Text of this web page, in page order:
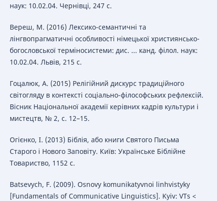
наук: 10.02.04. Чернівці, 247 с.
Вереш, М. (2016) Лексико-семантичні та
лінгвопрагматичні особливості німецької християнсько-
богословської терміносистеми: дис. ... канд. філол. наук:
10.02.04. Львів, 215 с.
Гоцалюк, А. (2015) Релігійний дискурс традиційного
світогляду в контексті соціально-філософських рефлексій.
Вісник Національної академії керівних кадрів культури і
мистецтв, № 2, с. 12–15.
Огієнко, І. (2013) Біблія, або книги Святого Письма
Старого і Нового Заповіту. Київ: Українське Біблійне
Товариство, 1152 с.
Batsevych, F. (2009). Osnovy komunikatyvnoi linhvistyky
[Fundamentals of Communicative Linguistics]. Kyiv: VTs <